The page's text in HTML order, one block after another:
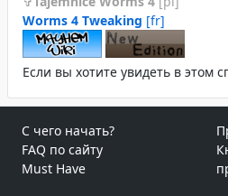
Worms 4 Tweaking [fr]
Если вы хотите увидеть в этом
С чего начать?
FAQ по сайту
Must Have